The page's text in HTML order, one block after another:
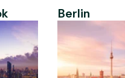
Berlin